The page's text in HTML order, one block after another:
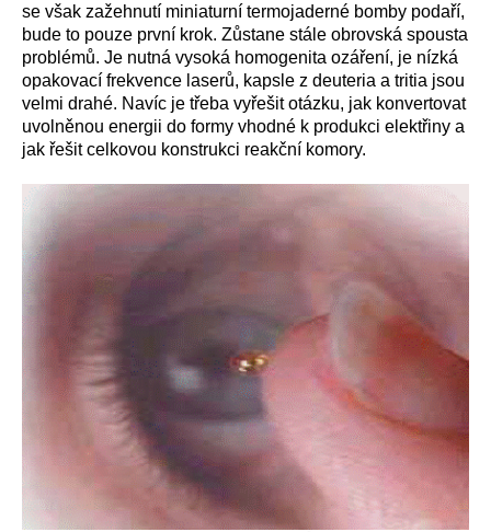
se však zažehnutí miniaturní termojaderné bomby podaří,
bude to pouze první krok. Zůstane stále obrovská spousta
problémů. Je nutná vysoká homogenita ozáření, je nízká
opakovací frekvence laserů, kapsle z deuteria a tritia jsou
velmi drahé. Navíc je třeba vyřešit otázku, jak konvertovat
uvolněnou energii do formy vhodné k produkci elektřiny a
jak řešit celkovou konstrukci reakční komory.